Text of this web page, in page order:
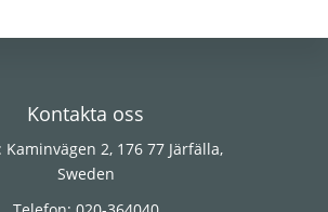
Kontakta oss
Kaminvägen 2, 176 77 Järfälla,
Sweden